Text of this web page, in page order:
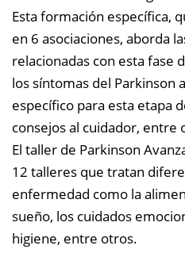
Esta formación específica,
en 6 asociaciones, aborda
relacionadas con esta fase
los síntomas del Parkinson
específico para esta etapa
consejos al cuidador, entre
El taller de Parkinson
12 talleres que tratan
enfermedad como la
sueño, los cuidados
higiene, entre otros.